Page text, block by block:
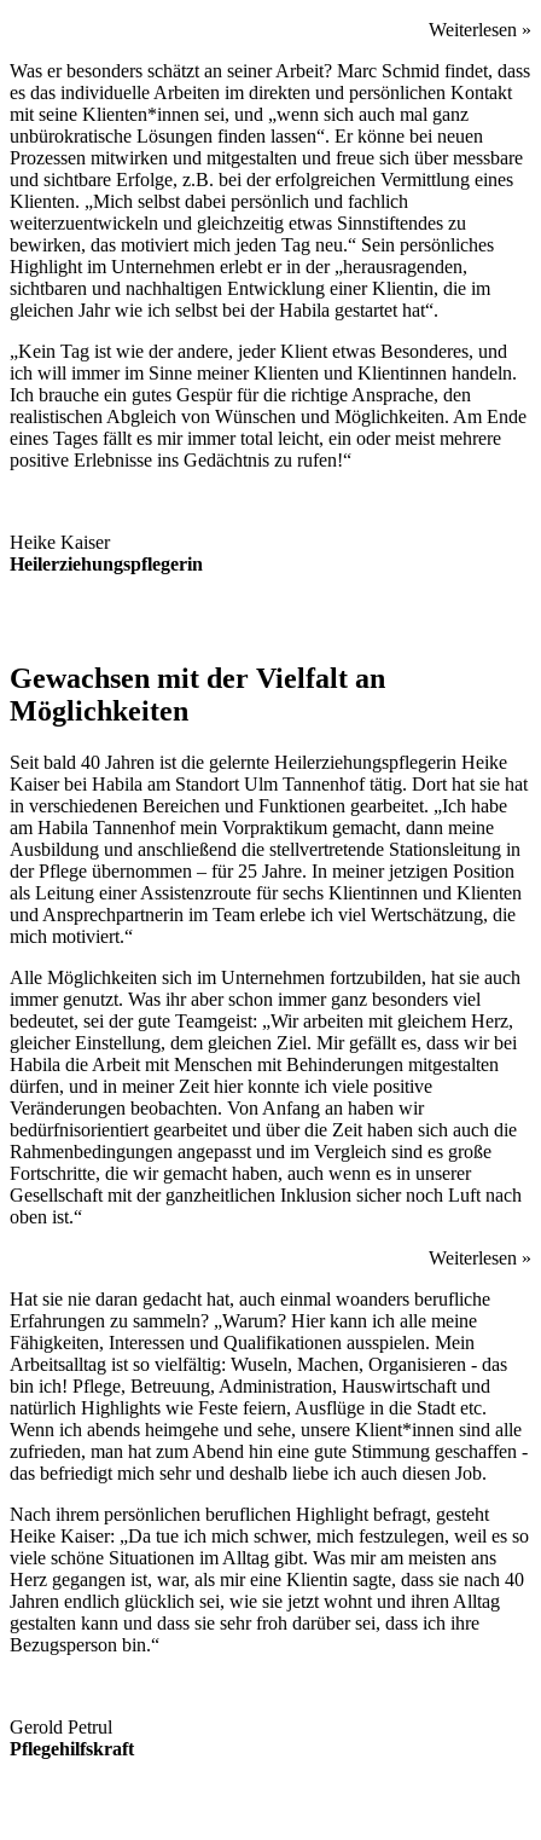
Weiterlesen »
Was er besonders schätzt an seiner Arbeit? Marc Schmid findet, dass
es das individuelle Arbeiten im direkten und persönlichen Kontakt
mit seine Klienten*innen sei, und „wenn sich auch mal ganz
unbürokratische Lösungen finden lassen“. Er könne bei neuen
Prozessen mitwirken und mitgestalten und freue sich über messbare
und sichtbare Erfolge, z.B. bei der erfolgreichen Vermittlung eines
Klienten. „Mich selbst dabei persönlich und fachlich
weiterzuentwickeln und gleichzeitig etwas Sinnstiftendes zu
bewirken, das motiviert mich jeden Tag neu.“ Sein persönliches
Highlight im Unternehmen erlebt er in der „herausragenden,
sichtbaren und nachhaltigen Entwicklung einer Klientin, die im
gleichen Jahr wie ich selbst bei der Habila gestartet hat“.
„Kein Tag ist wie der andere, jeder Klient etwas Besonderes, und
ich will immer im Sinne meiner Klienten und Klientinnen handeln.
Ich brauche ein gutes Gespür für die richtige Ansprache, den
realistischen Abgleich von Wünschen und Möglichkeiten. Am Ende
eines Tages fällt es mir immer total leicht, ein oder meist mehrere
positive Erlebnisse ins Gedächtnis zu rufen!“
Heike Kaiser
Heilerziehungspflegerin
Gewachsen mit der Vielfalt an
Möglichkeiten
Seit bald 40 Jahren ist die gelernte Heilerziehungspflegerin Heike
Kaiser bei Habila am Standort Ulm Tannenhof tätig. Dort hat sie hat
in verschiedenen Bereichen und Funktionen gearbeitet. „Ich habe
am Habila Tannenhof mein Vorpraktikum gemacht, dann meine
Ausbildung und anschließend die stellvertretende Stationsleitung in
der Pflege übernommen – für 25 Jahre. In meiner jetzigen Position
als Leitung einer Assistenzroute für sechs Klientinnen und Klienten
und Ansprechpartnerin im Team erlebe ich viel Wertschätzung, die
mich motiviert.“
Alle Möglichkeiten sich im Unternehmen fortzubilden, hat sie auch
immer genutzt. Was ihr aber schon immer ganz besonders viel
bedeutet, sei der gute Teamgeist: „Wir arbeiten mit gleichem Herz,
gleicher Einstellung, dem gleichen Ziel. Mir gefällt es, dass wir bei
Habila die Arbeit mit Menschen mit Behinderungen mitgestalten
dürfen, und in meiner Zeit hier konnte ich viele positive
Veränderungen beobachten. Von Anfang an haben wir
bedürfnisorientiert gearbeitet und über die Zeit haben sich auch die
Rahmenbedingungen angepasst und im Vergleich sind es große
Fortschritte, die wir gemacht haben, auch wenn es in unserer
Gesellschaft mit der ganzheitlichen Inklusion sicher noch Luft nach
oben ist.“
Weiterlesen »
Hat sie nie daran gedacht hat, auch einmal woanders berufliche
Erfahrungen zu sammeln? „Warum? Hier kann ich alle meine
Fähigkeiten, Interessen und Qualifikationen ausspielen. Mein
Arbeitsalltag ist so vielfältig: Wuseln, Machen, Organisieren - das
bin ich! Pflege, Betreuung, Administration, Hauswirtschaft und
natürlich Highlights wie Feste feiern, Ausflüge in die Stadt etc.
Wenn ich abends heimgehe und sehe, unsere Klient*innen sind alle
zufrieden, man hat zum Abend hin eine gute Stimmung geschaffen -
das befriedigt mich sehr und deshalb liebe ich auch diesen Job.
Nach ihrem persönlichen beruflichen Highlight befragt, gesteht
Heike Kaiser: „Da tue ich mich schwer, mich festzulegen, weil es so
viele schöne Situationen im Alltag gibt. Was mir am meisten ans
Herz gegangen ist, war, als mir eine Klientin sagte, dass sie nach 40
Jahren endlich glücklich sei, wie sie jetzt wohnt und ihren Alltag
gestalten kann und dass sie sehr froh darüber sei, dass ich ihre
Bezugsperson bin.“
Gerold Petrul
Pflegehilfskraft